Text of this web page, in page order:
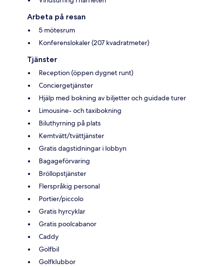
Arbeta på resan
5 mötesrum
Konferenslokaler (207 kvadratmeter)
Tjänster
Reception (öppen dygnet runt)
Conciergetjänster
Hjälp med bokning av biljetter och guidade turer
Limousine- och taxibokning
Biluthyrning på plats
Kemtvätt/tvättjänster
Gratis dagstidningar i lobbyn
Bagageförvaring
Bröllopstjänster
Flerspråkig personal
Portier/piccolo
Gratis hyrcyklar
Gratis poolcabanor
Caddy
Golfbil
Golfklubbor